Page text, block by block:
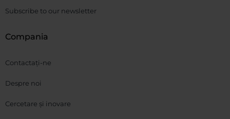
Subscribe to our newsletter
Compania
Contactați-ne
Despre noi
Cercetare și inovare